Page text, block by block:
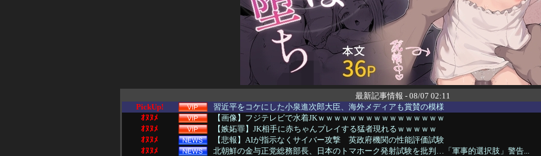
最新記事情報 - 08/07 02:11
PickUp!
習近平をコケにした小泉進次郎大臣、海外メディアも賞賛の模様
ｵﾇﾇﾒ
【画像】フジテレビで水着JKｗｗｗｗｗｗｗｗｗｗｗｗｗｗｗｗ
ｵﾇﾇﾒ
【嫉妬罪】JK相手に赤ちゃんプレイする猛者現れるｗｗｗｗｗ
ｵﾇﾇﾒ
【悲報】AIが指示なくサイバー攻撃 英政府機関の性能評価試験
ｵﾇﾇﾒ
北朝鮮の金与正党総務部長、日本のトマホーク発射試験を批判…「軍事的選択肢」警告...